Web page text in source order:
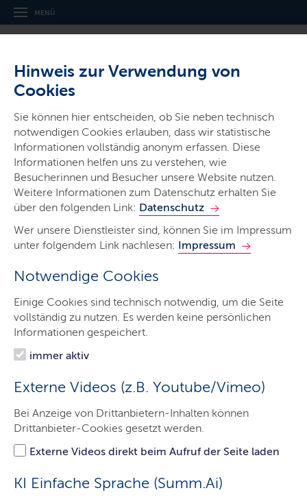
Hinweis zur Verwendung von
Cookies
Sie können hier entscheiden, ob Sie neben technisch
notwendigen Cookies erlauben, dass wir statistische
Informationen vollständig anonym erfassen. Diese
Informationen helfen uns zu verstehen, wie
Besucherinnen und Besucher unsere Website nutzen.
Weitere Informationen zum Datenschutz erhalten Sie
über den folgenden Link: Datenschutz
Wer unsere Dienstleister sind, können Sie im Impressum
unter folgendem Link nachlesen: Impressum
Notwendige Cookies
Einige Cookies sind technisch notwendig, um die Seite
vollständig zu nutzen. Es werden keine persönlichen
Informationen gespeichert.
immer aktiv
Externe Videos (z.B. Youtube/Vimeo)
Bei Anzeige von Drittanbietern-Inhalten können
Drittanbieter-Cookies gesetzt werden.
Externe Videos direkt beim Aufruf der Seite laden
KI Einfache Sprache (Summ.Ai)
MENÜ
Landgericht Lübeck
Gerichte & Justizbehörden
Start
Das Gericht
Aufgaben
Besucher & Service
Presse & Medien
Ausbildung & Beruf